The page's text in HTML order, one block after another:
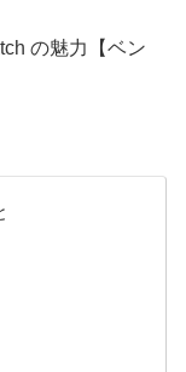
の魅力【ベン